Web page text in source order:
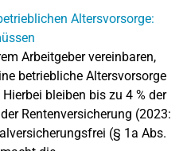
Arbeitgeber vereinbaren,
betriebliche Altersvorsorge
bleiben bis zu 4 % der
Rentenversicherung (2023:
(§ 1a Abs.